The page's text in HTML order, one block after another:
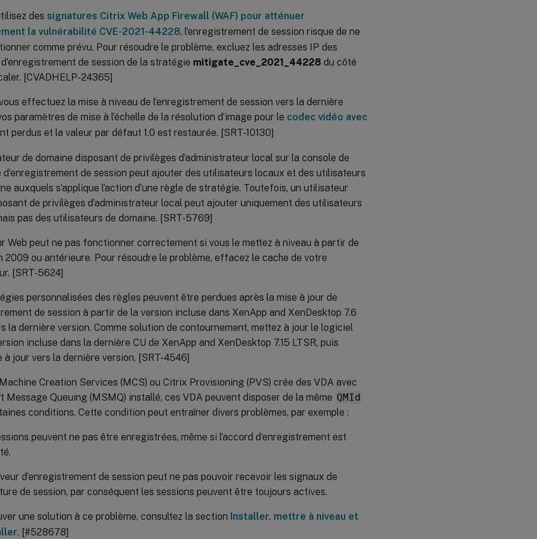
des signatures Citrix Web App Firewall (WAF) pour atténuer
la vulnérabilité CVE-2021-44228, l’enregistrement de session risque de ne
comme prévu. Pour résoudre le problème, excluez les adresses IP des
de session de la stratégie mitigate_cve_2021_44228 du côté
[CVADHELP-24365]
effectuez la mise à niveau de l’enregistrement de session vers la dernière
paramètres de mise à l’échelle de la résolution d’image pour le codec vidéo avec
perdus et la valeur par défaut 1.0 est restaurée. [SRT-10130]
de domaine disposant de privilèges d’administrateur local sur la console de
de session peut ajouter des utilisateurs locaux et des utilisateurs
auxquels s’applique l’action d’une règle de stratégie. Toutefois, un utilisateur
de privilèges d’administrateur local peut ajouter uniquement des utilisateurs
pas des utilisateurs de domaine. [SRT-5769]
Web peut ne pas fonctionner correctement si vous le mettez à niveau à partir de
2009 ou antérieure. Pour résoudre le problème, effacez le cache de votre
[SRT-5624]
personnalisées des règles peuvent être perdues après la mise à jour de
de session à partir de la version incluse dans XenApp and XenDesktop 7.6
la dernière version. Comme solution de contournement, mettez à jour le logiciel
incluse dans la dernière CU de XenApp and XenDesktop 7.15 LTSR, puis
à jour vers la dernière version. [SRT-4546]
Creation Services (MCS) ou Citrix Provisioning (PVS) crée des VDA avec
Message Queuing (MSMQ) installé, ces VDA peuvent disposer de la même QMId
conditions. Cette condition peut entraîner divers problèmes, par exemple :
peuvent ne pas être enregistrées, même si l’accord d’enregistrement est
d’enregistrement de session peut ne pas pouvoir recevoir les signaux de
de session, par conséquent les sessions peuvent être toujours actives.
une solution à ce problème, consultez la section Installer, mettre à niveau et
. [#528678]